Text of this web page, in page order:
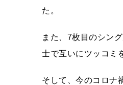
た。
また、7枚目のシン
士で互いにツッコミ
そして、今のコロナ